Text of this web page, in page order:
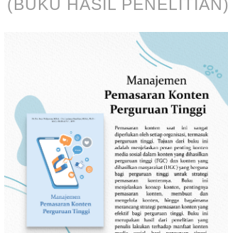
(BUKU HASIL PENELITIAN)